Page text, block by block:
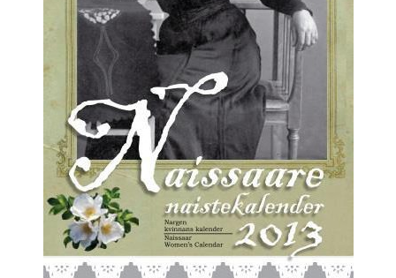
Galerii
Hea teada
TRANSPORT NAISSAARELE
Kontakt